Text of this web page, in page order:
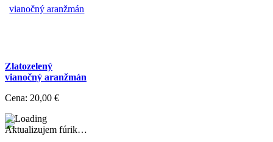
Zlatozelený
vianočný aranžmán
Cena: 20,00 €
Aktualizujem fúrik…